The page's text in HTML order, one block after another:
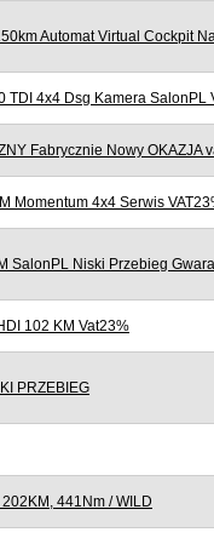
Automat Virtual Cockpit
TDI 4x4 Dsg Kamera SalonPL
Fabrycznie Nowy OKAZJA
Momentum 4x4 Serwis
SalonPL Niski Przebieg
102 KM Vat23%
PRZEBIEG
441Nm / WILD